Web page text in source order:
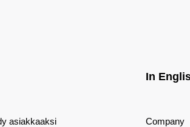
asiakkaaksi
In
Company